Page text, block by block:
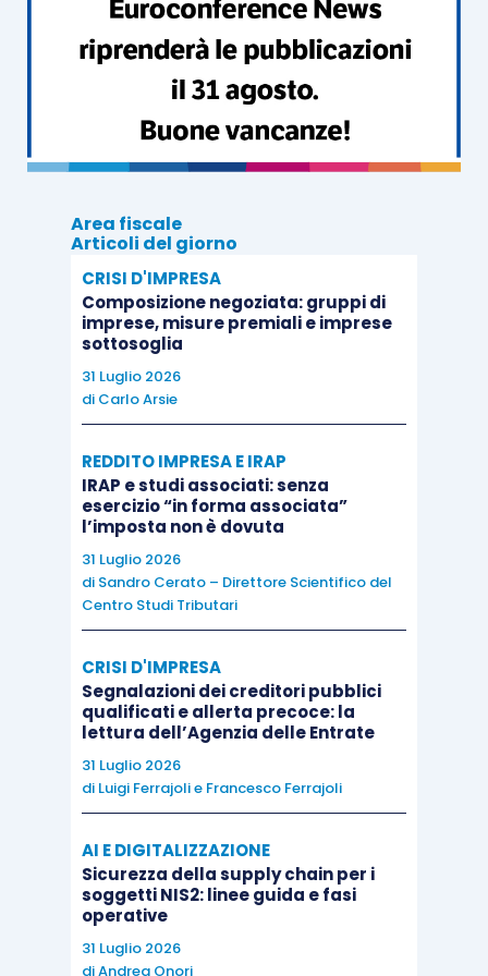
qualificati effettuati;
restituire
le ritenute alla fonte e le
imposte sostitutive applicate in capo ai
versamento di altre ritenute e imposte;
tenere a disposizione le somme dovute
per garantire il
chiedendone provvista al titolare o
ponendo in essere adeguati
disinvestimenti
circolare 3/E/2018meritano inoltre di essere
richiamati alcuni chiarimenti riguardanti la
cessionedei PIR.
Come detto, infatti, per poter beneficiare del
particolare regime fiscale di favore è richiesto un
periodo di possesso minimo di cinque anni
Sicché,in caso di vendita:
se ilperiodo di 5 annirichiesto dalla
non ha alcun effetto fiscale
(estendendosi ilregime di non
imponibilità
dallacessione
Area fiscale
Articoli del giorno
CRISI D'IMPRESA
Composizione negoziata: gruppi di
imprese, misure premiali e imprese
sottosoglia
31 Luglio 2026
di Carlo Arsie
REDDITO IMPRESA E IRAP
IRAP e studi associati: senza
esercizio “in forma associata”
l’imposta non è dovuta
31 Luglio 2026
di Sandro Cerato – Direttore Scientifico del
Centro Studi Tributari
CRISI D'IMPRESA
Segnalazioni dei creditori pubblici
qualificati e allerta precoce: la
lettura dell’Agenzia delle Entrate
31 Luglio 2026
di Luigi Ferrajolie Francesco Ferrajoli
AI E DIGITALIZZAZIONE
Sicurezza della supply chain per i
soggetti NIS2: linee guida e fasi
operative
31 Luglio 2026
diAndrea Onori